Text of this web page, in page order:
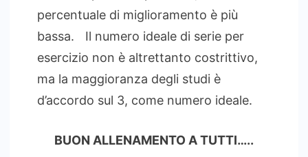
percentuale di miglioramento è più
bassa. Il numero ideale di serie per
esercizio non è altrettanto costrittivo,
ma la maggioranza degli studi è
d’accordo sul 3, come numero ideale.
BUON ALLENAMENTO A TUTTI…..